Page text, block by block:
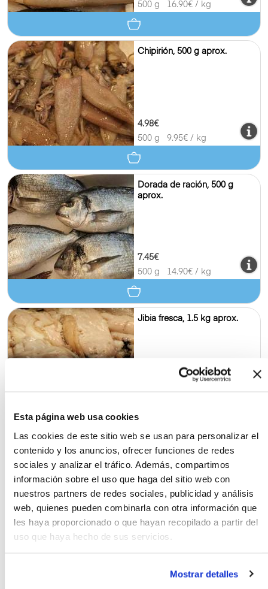
Esta página web usa cookies
Las cookies de este sitio web se usan para personalizar el
contenido y los anuncios, ofrecer funciones de redes
sociales y analizar el tráfico. Además, compartimos
información sobre el uso que haga del sitio web con
nuestros partners de redes sociales, publicidad y análisis
web, quienes pueden combinarla con otra información que
les haya proporcionado o que hayan recopilado a partir del
uso que haya hecho de sus servicios.
Mostrar detalles
500 g
16.90€ / kg
Chipirión, 500 g aprox.
4.98€
500 g
9.95€ / kg
Dorada de ración, 500 g
aprox.
7.45€
500 g
14.90€ / kg
Jibia fresca, 1.5 kg aprox.
Lenguado con piel, 500 g
aprox.
9.95€
500 g
19.90